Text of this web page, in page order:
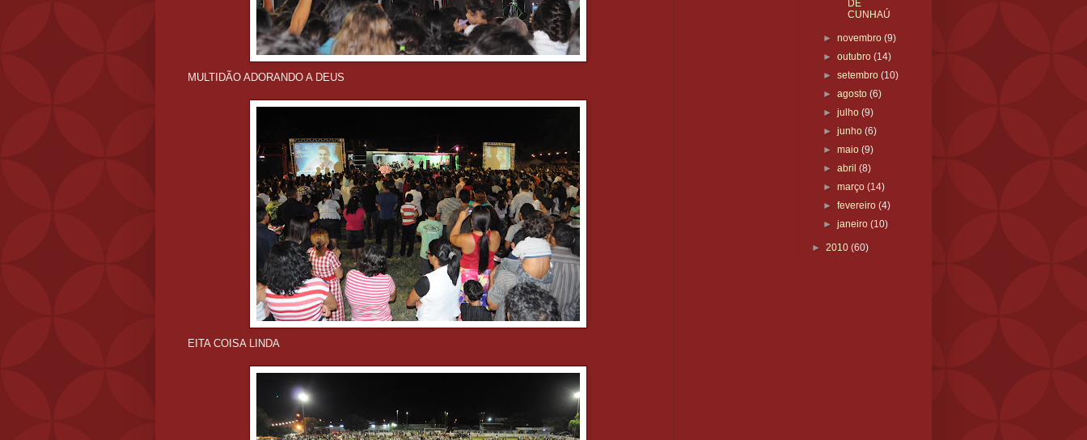
MULTIDÃO ADORANDO A DEUS
EITA COISA LINDA
DE
CUNHAÚ
►novembro(9)
►outubro(14)
►setembro(10)
►agosto(6)
►julho(9)
►junho(6)
►maio(9)
►abril(8)
►março(14)
►fevereiro(4)
►janeiro(10)
► 2010 (60)